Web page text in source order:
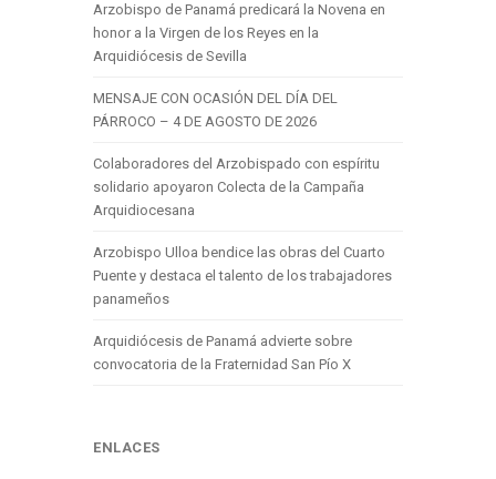
Arzobispo de Panamá predicará la Novena en
honor a la Virgen de los Reyes en la
Arquidiócesis de Sevilla
MENSAJE CON OCASIÓN DEL DÍA DEL
PÁRROCO – 4 DE AGOSTO DE 2026
Colaboradores del Arzobispado con espíritu
solidario apoyaron Colecta de la Campaña
Arquidiocesana
Arzobispo Ulloa bendice las obras del Cuarto
Puente y destaca el talento de los trabajadores
panameños
Arquidiócesis de Panamá advierte sobre
convocatoria de la Fraternidad San Pío X
ENLACES